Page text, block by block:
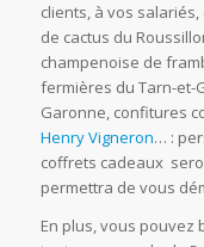
clients, à vos
de cactus du
champenoise de
fermières du Tarn-et-
Garonne, confitures
Henry Vigneron… :
coffrets cadeaux
permettra de vous
En plus, vous pouvez